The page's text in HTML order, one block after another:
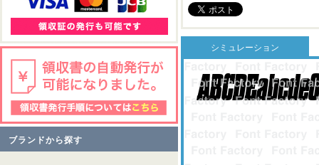
ブランドから探す
シミュレーション